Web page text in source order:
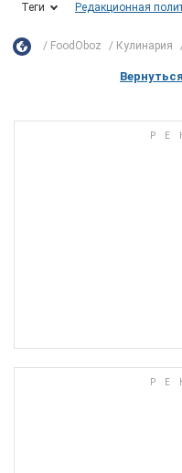
Теги Редакционная
FoodOboz Кулинария